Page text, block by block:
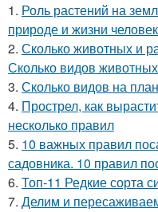
1. Роль растений на
природе и жизни
2. Сколько животных и
Сколько видов
3. Сколько видов на
4. Прострел, как
несколько правил
5. 10 важных правил
садовника. 10 правил
6. Топ-11 Редкие сорта
7. Делим и